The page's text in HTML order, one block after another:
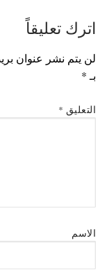
اترك تعليقاً
لن يتم نشر عنوان
بـ*
التعليق *
الاسم